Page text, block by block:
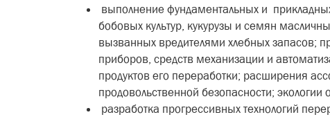
выполнение фундаментальных и
бобовых культур, кукурузы и семян
вызванных вредителями хлебных запасов;
приборов, средств механизации и
продуктов его переработки; расширения
продовольственной безопасности;
разработка прогрессивных технологий